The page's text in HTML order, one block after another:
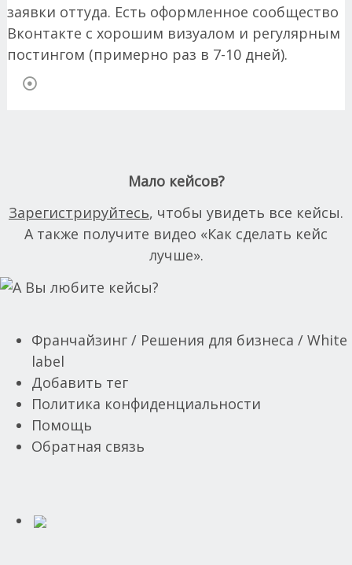
Мало кейсов?
Зарегистрируйтесь, чтобы увидеть все кейсы.
А также получите видео «Как сделать кейс
лучше».
Footer
Франчайзинг / Решения для бизнеса / White
label
Добавить тег
Политика конфиденциальности
Помощь
Обратная связь